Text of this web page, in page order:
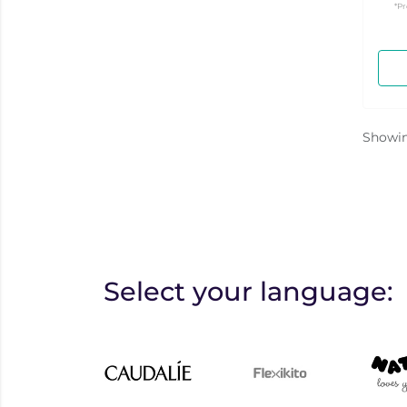
Select your language: